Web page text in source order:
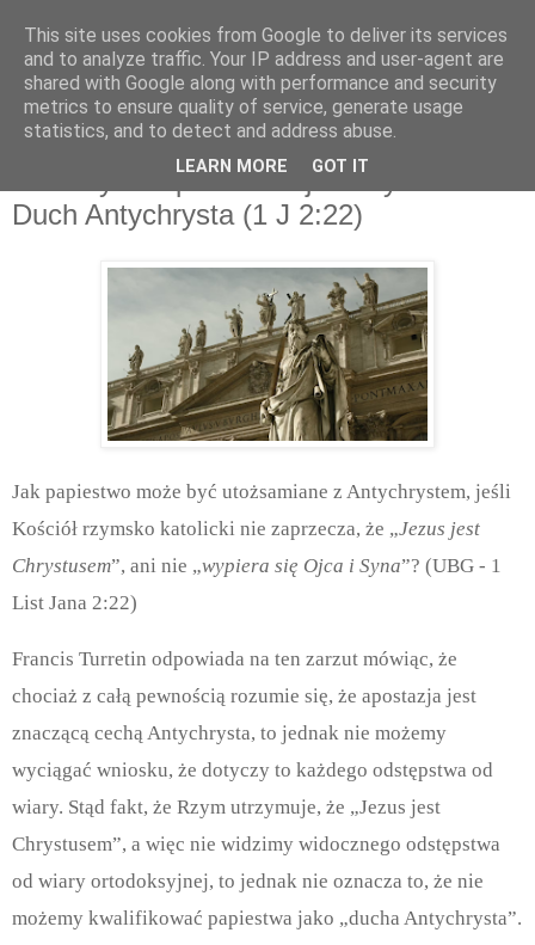
sobota, czerwca 24, 2023
Jak Rzym zaprzecza Ojcu i Synowi.
Duch Antychrysta (1 J 2:22)
Jak papiestwo może być utożsamiane z Antychrystem, jeśli
Kościół rzymsko katolicki nie zaprzecza, że „Jezus jest
Chrystusem”, ani nie „wypiera się Ojca i Syna”? (UBG - 1
List Jana 2:22)
Francis Turretin odpowiada na ten zarzut mówiąc, że
chociaż z całą pewnością rozumie się, że apostazja jest
znaczącą cechą Antychrysta, to jednak nie możemy
wyciągać wniosku, że dotyczy to każdego odstępstwa od
wiary. Stąd fakt, że Rzym utrzymuje, że „Jezus jest
Chrystusem”, a więc nie widzimy widocznego odstępstwa
od wiary ortodoksyjnej, to jednak nie oznacza to, że nie
możemy kwalifikować papiestwa jako „ducha Antychrysta”.
This site uses cookies from Google to deliver its services
and to analyze traffic. Your IP address and user-agent are
shared with Google along with performance and security
metrics to ensure quality of service, generate usage
statistics, and to detect and address abuse.
LEARN MORE GOT IT